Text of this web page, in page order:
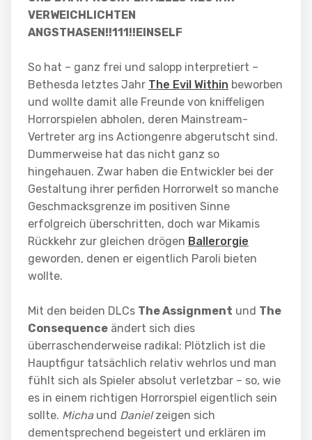
VERWEICHLICHTEN
ANGSTHASEN!!111!!EINSELF
So hat – ganz frei und salopp interpretiert –
Bethesda letztes Jahr The Evil Within beworben
und wollte damit alle Freunde von kniffeligen
Horrorspielen abholen, deren Mainstream-
Vertreter arg ins Actiongenre abgerutscht sind.
Dummerweise hat das nicht ganz so
hingehauen. Zwar haben die Entwickler bei der
Gestaltung ihrer perfiden Horrorwelt so manche
Geschmacksgrenze im positiven Sinne
erfolgreich überschritten, doch war Mikamis
Rückkehr zur gleichen drögen Ballerorgie
geworden, denen er eigentlich Paroli bieten
wollte.
Mit den beiden DLCs The Assignment und The
Consequence ändert sich dies
überraschenderweise radikal: Plötzlich ist die
Hauptfigur tatsächlich relativ wehrlos und man
fühlt sich als Spieler absolut verletzbar – so, wie
es in einem richtigen Horrorspiel eigentlich sein
sollte. Michaund Danielzeigen sich
dementsprechend begeistert und erklären im